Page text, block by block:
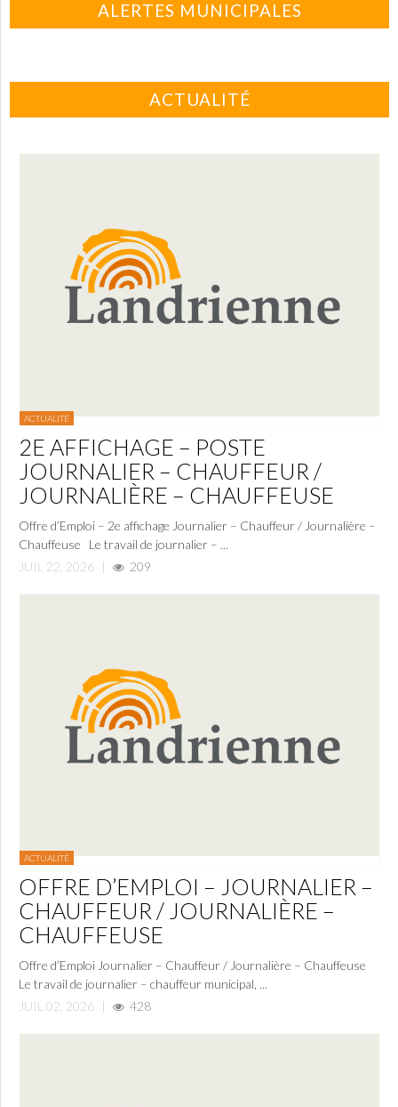
ALERTES MUNICIPALES
ACTUALITÉ
ACTUALITÉ
2E AFFICHAGE – POSTE
JOURNALIER – CHAUFFEUR /
JOURNALIÈRE – CHAUFFEUSE
Offre d’Emploi – 2e affichage Journalier – Chauffeur / Journalière –
Chauffeuse Le travail de journalier – ...
JUIL 22, 2026 | 209
ACTUALITÉ
OFFRE D’EMPLOI – JOURNALIER –
CHAUFFEUR / JOURNALIÈRE –
CHAUFFEUSE
Offre d’Emploi Journalier – Chauffeur / Journalière – Chauffeuse
Le travail de journalier – chauffeur municipal, ...
JUIL 02, 2026 | 428